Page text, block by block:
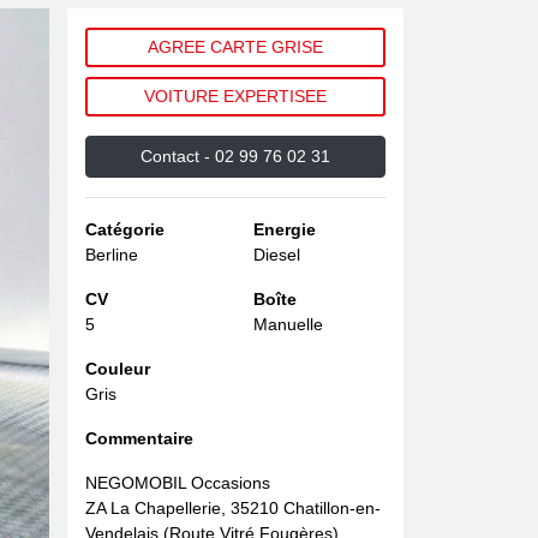
AGREE CARTE GRISE
VOITURE EXPERTISEE
Contact - 02 99 76 02 31
Catégorie
Berline
CV
5
Energie
Diesel
Boîte
Manuelle
Couleur
Gris
Commentaire
NEGOMOBIL Occasions
ZA La Chapellerie, 35210 Chatillon-en-
Vendelais (Route Vitré Fougères)